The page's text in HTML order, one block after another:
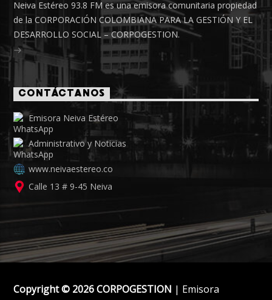
Neiva Estéreo 93.8 FM es una emisora comunitaria propiedad
de la CORPORACIÓN COLOMBIANA PARA LA GESTIÓN Y EL
DESARROLLO SOCIAL – CORPOGESTION.
CONTÁCTANOS
Emisora Neiva Estéreo
Administrativo y Noticias
www.neivaestereo.co
Calle 13 # 9-45 Neiva
Copyright © 2026 CORPOGESTION | Emisora